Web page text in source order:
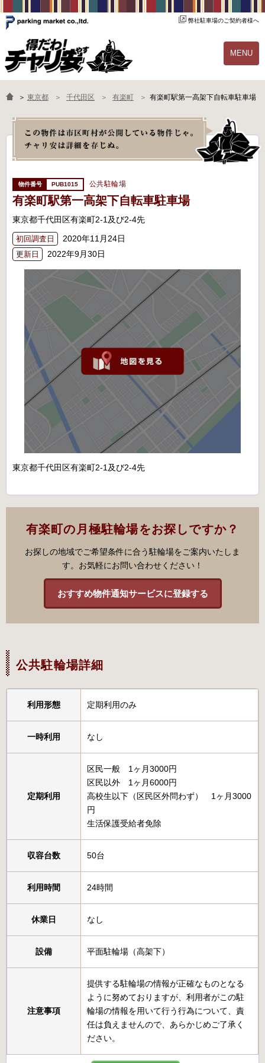
弊社駐車場のご契約者様へ
MENU
物件一覧 ご契約の流れ
よくあるご質問 駐輪場オーナー様へ
＞ 東京都 千代田区 有楽町 有楽町駅第一高架下自転車駐車場
PUB1015 公共駐輪場
有楽町駅第一高架下自転車駐車場
東京都千代田区有楽町2-1及び2-4先
初回調査日 2020年11月24日
更新日 2022年9月30日
東京都千代田区有楽町2-1及び2-4先
有楽町の月極駐輪場をお探しですか？
お探しの地域でご希望条件に合う駐輪場をご案内いたしま
す。お気軽にお問い合わせください！
おすすめ物件通知サービスに登録する
公共駐輪場詳細
利用形態 定期利用のみ
一時利用 なし
定期利用
区民一般 1ヶ月3000円
区民以外 1ヶ月6000円
高校生以下（区民区外問わず） 1ヶ月3000
円
生活保護受給者免除
収容台数 50台
利用時間 24時間
休業日 なし
設備 平面駐輪場（高架下）
注意事項
提供する駐輪場の情報が正確なものとなる
ように努めておりますが、利用者がこの駐
輪場の情報を用いて行う行為について、責
任は負えませんので、あらかじめご了承く
ださい。